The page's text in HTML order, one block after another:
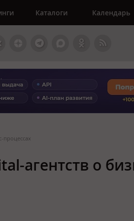
Каталоги Календарь
процессах
агентств о